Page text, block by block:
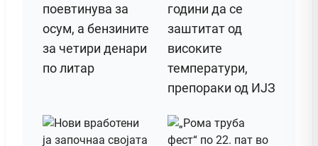
поeвтинува за
осум, а бензините
за четири денари
по литар
години да се
заштитат од
високите
температури,
препораки од ИЈЗ